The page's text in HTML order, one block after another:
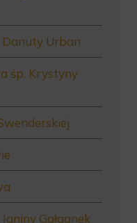
Urban
śp. Krystyny
Gałganek